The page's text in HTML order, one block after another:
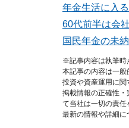
年金生活に入
60代前半は会
国民年金の未
※記事内容は執筆時
本記事の内容は一般
投資や資産運用に関
掲載情報の正確性
て当社は一切の責任
最新の情報や詳細に